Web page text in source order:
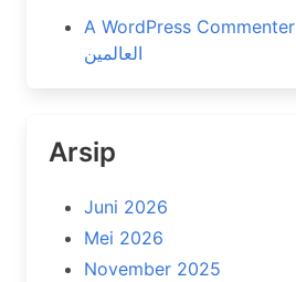
A WordPress Commenter
العالمين
Arsip
Juni 2026
Mei 2026
November 2025